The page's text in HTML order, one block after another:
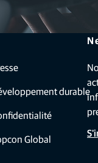
durable
Global